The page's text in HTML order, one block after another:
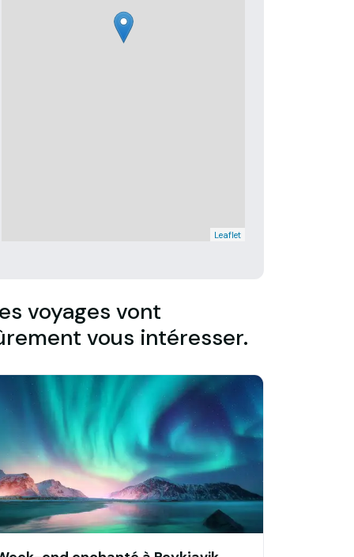
Leaflet
voyages vont
vous intéresser.